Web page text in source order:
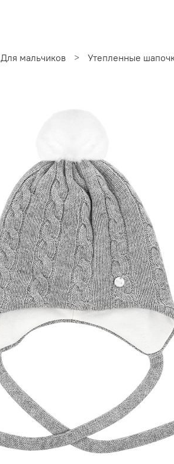
Для мальчиков Утепленные